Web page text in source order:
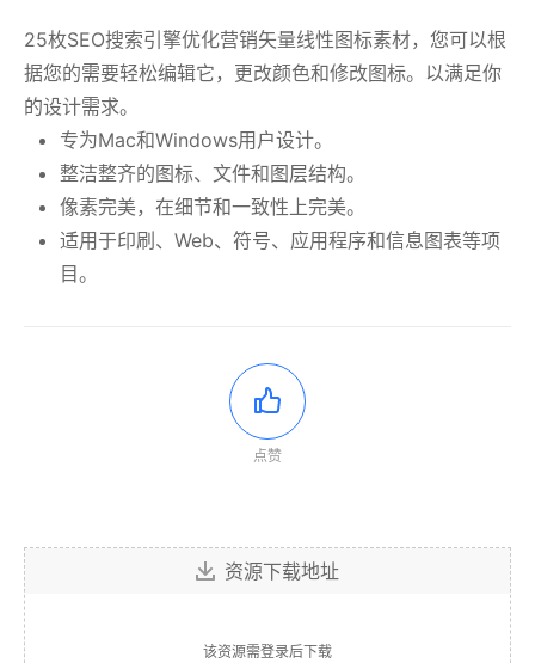
25枚SEO搜索引擎优化营销矢量线性图标素材，您可以根
据您的需要轻松编辑它，更改颜色和修改图标。以满足你
的设计需求。
专为Mac和Windows用户设计。
整洁整齐的图标、文件和图层结构。
像素完美，在细节和一致性上完美。
适用于印刷、Web、符号、应用程序和信息图表等项
目。
点赞
资源下载地址
该资源需登录后下载